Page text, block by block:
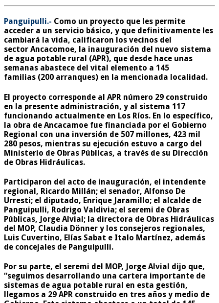
Panguipulli.- Como un proyecto que les permite
acceder a un servicio básico, y que definitivamente les
cambiará la vida, calificaron los vecinos del
sector Ancacomoe, la inauguración del nuevo sistema
de agua potable rural (APR), que desde hace unas
semanas abastece del vital elemento a 145
familias (200 arranques) en la mencionada localidad.
El proyecto corresponde al APR número 29 construido
en la presente administración, y al sistema 117
funcionando actualmente en Los Ríos. En lo específico,
la obra de Ancacamoe fue financiada por el Gobierno
Regional con una inversión de 507 millones, 423 mil
280 pesos, mientras su ejecución estuvo a cargo del
Ministerio de Obras Públicas, a través de su Dirección
de Obras Hidráulicas.
Participaron del acto de inauguración, el intendente
regional, Ricardo Millán; el senador, Alfonso De
Urresti; el diputado, Enrique Jaramillo; el alcalde de
Panguipulli, Rodrigo Valdivia; el seremi de Obras
Públicas, Jorge Alvial; la directora de Obras Hidráulicas
del MOP, Claudia Dönner y los consejeros regionales,
Luis Cuvertino, Elías Sabat e Italo Martínez, además
de concejales de Panguipulli.
Por su parte, el seremi del MOP, Jorge Alvial dijo que,
“seguimos desarrollando una cartera importante de
sistemas de agua potable rural en esta gestión,
llegamos a 29 APR construido en tres años y medio de